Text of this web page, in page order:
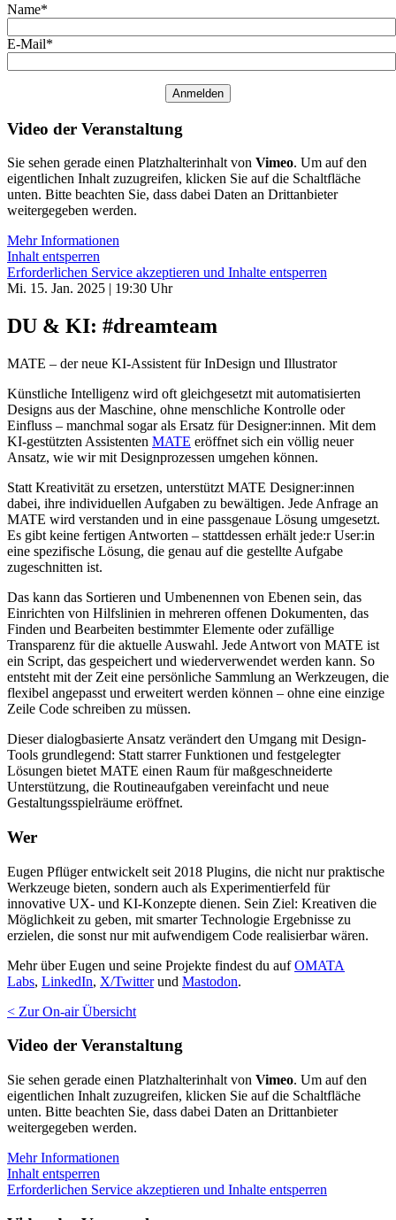
Name*
E-Mail*
Anmelden
Video der Veranstaltung
Sie sehen gerade einen Platzhalterinhalt von Vimeo. Um auf den
eigentlichen Inhalt zuzugreifen, klicken Sie auf die Schaltfläche
unten. Bitte beachten Sie, dass dabei Daten an Drittanbieter
weitergegeben werden.
Mehr Informationen
Inhalt entsperren
Erforderlichen Service akzeptieren und Inhalte entsperren
Mi. 15. Jan. 2025 | 19:30 Uhr
DU & KI: #dreamteam
MATE – der neue KI-Assistent für InDesign und Illustrator
Künstliche Intelligenz wird oft gleichgesetzt mit automatisierten
Designs aus der Maschine, ohne menschliche Kontrolle oder
Einfluss – manchmal sogar als Ersatz für Designer:innen. Mit dem
KI-gestützten Assistenten MATE eröffnet sich ein völlig neuer
Ansatz, wie wir mit Designprozessen umgehen können.
Statt Kreativität zu ersetzen, unterstützt MATE Designer:innen
dabei, ihre individuellen Aufgaben zu bewältigen. Jede Anfrage an
MATE wird verstanden und in eine passgenaue Lösung umgesetzt.
Es gibt keine fertigen Antworten – stattdessen erhält jede:r User:in
eine spezifische Lösung, die genau auf die gestellte Aufgabe
zugeschnitten ist.
Das kann das Sortieren und Umbenennen von Ebenen sein, das
Einrichten von Hilfslinien in mehreren offenen Dokumenten, das
Finden und Bearbeiten bestimmter Elemente oder zufällige
Transparenz für die aktuelle Auswahl. Jede Antwort von MATE ist
ein Script, das gespeichert und wiederverwendet werden kann. So
entsteht mit der Zeit eine persönliche Sammlung an Werkzeugen, die
flexibel angepasst und erweitert werden können – ohne eine einzige
Zeile Code schreiben zu müssen.
Dieser dialogbasierte Ansatz verändert den Umgang mit Design-
Tools grundlegend: Statt starrer Funktionen und festgelegter
Lösungen bietet MATE einen Raum für maßgeschneiderte
Unterstützung, die Routineaufgaben vereinfacht und neue
Gestaltungsspielräume eröffnet.
Wer
Eugen Pflüger entwickelt seit 2018 Plugins, die nicht nur praktische
Werkzeuge bieten, sondern auch als Experimentierfeld für
innovative UX- und KI-Konzepte dienen. Sein Ziel: Kreativen die
Möglichkeit zu geben, mit smarter Technologie Ergebnisse zu
erzielen, die sonst nur mit aufwendigem Code realisierbar wären.
Mehr über Eugen und seine Projekte findest du aufOMATA
Labs, LinkedIn, X/Twitterund Mastodon.
< Zur On-air Übersicht
Video der Veranstaltung
Sie sehen gerade einen Platzhalterinhalt von Vimeo. Um auf den
eigentlichen Inhalt zuzugreifen, klicken Sie auf die Schaltfläche
unten. Bitte beachten Sie, dass dabei Daten an Drittanbieter
weitergegeben werden.
Mehr Informationen
Inhalt entsperren
Erforderlichen Service akzeptieren und Inhalte entsperren